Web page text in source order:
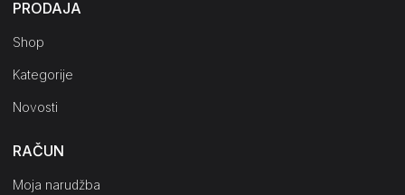
PRODAJA
Shop
Kategorije
Novosti
RAČUN
Moja narudžba